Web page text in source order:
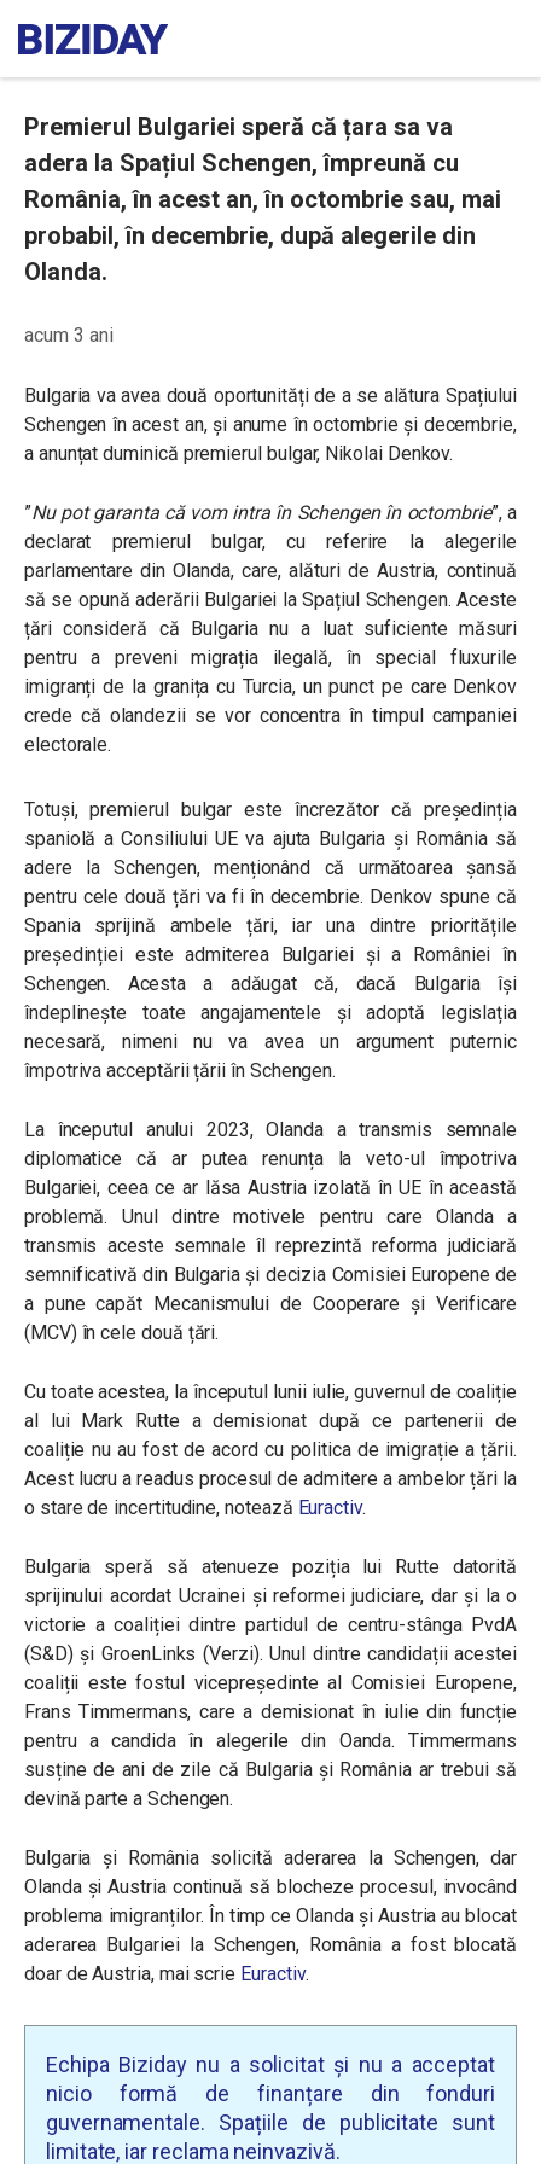
Premierul Bulgariei speră că țara sa va
adera la Spațiul Schengen, împreună cu
România, în acest an, în octombrie sau, mai
probabil, în decembrie, după alegerile din
Olanda.
acum 3 ani
Bulgaria va avea două oportunități de a se alătura Spațiului
Schengen în acest an, și anume în octombrie și decembrie,
a anunțat duminică premierul bulgar, Nikolai Denkov.
”Nu pot garanta că vom intra în Schengen în octombrie”, a
declarat premierul bulgar, cu referire la alegerile
parlamentare din Olanda, care, alături de Austria, continuă
să se opună aderării Bulgariei la Spațiul Schengen. Aceste
țări consideră că Bulgaria nu a luat suficiente măsuri
pentru a preveni migrația ilegală, în special fluxurile
imigranți de la granița cu Turcia, un punct pe care Denkov
crede că olandezii se vor concentra în timpul campaniei
electorale.
Totuși, premierul bulgar este încrezător că președinția
spaniolă a Consiliului UE va ajuta Bulgaria și România să
adere la Schengen, menționând că următoarea șansă
pentru cele două țări va fi în decembrie. Denkov spune că
Spania sprijină ambele țări, iar una dintre prioritățile
președinției este admiterea Bulgariei și a României în
Schengen. Acesta a adăugat că, dacă Bulgaria își
îndeplinește toate angajamentele și adoptă legislația
necesară, nimeni nu va avea un argument puternic
împotriva acceptării țării în Schengen.
La începutul anului 2023, Olanda a transmis semnale
diplomatice că ar putea renunța la veto-ul împotriva
Bulgariei, ceea ce ar lăsa Austria izolată în UE în această
problemă. Unul dintre motivele pentru care Olanda a
transmis aceste semnale îl reprezintă reforma judiciară
semnificativă din Bulgaria și decizia Comisiei Europene de
a pune capăt Mecanismului de Cooperare și Verificare
(MCV) în cele două țări.
Cu toate acestea, la începutul lunii iulie, guvernul de coaliție
al lui Mark Rutte a demisionat după ce partenerii de
coaliție nu au fost de acord cu politica de imigrație a țării.
Acest lucru a readus procesul de admitere a ambelor țări la
o stare de incertitudine, notează Euractiv.
Bulgaria speră să atenueze poziția lui Rutte datorită
sprijinului acordat Ucrainei și reformei judiciare, dar și la o
victorie a coaliției dintre partidul de centru-stânga PvdA
(S&D) și GroenLinks (Verzi). Unul dintre candidații acestei
coaliții este fostul vicepreședinte al Comisiei Europene,
Frans Timmermans, care a demisionat în iulie din funcție
pentru a candida în alegerile din Oanda. Timmermans
susține de ani de zile că Bulgaria și România ar trebui să
devină parte a Schengen.
Bulgaria și România solicită aderarea la Schengen, dar
Olanda și Austria continuă să blocheze procesul, invocând
problema imigranților. În timp ce Olanda și Austria au blocat
aderarea Bulgariei la Schengen, România a fost blocată
doar de Austria, mai scrie Euractiv.
Echipa Biziday nu a solicitat și nu a acceptat
nicio formă de finanțare din fonduri
guvernamentale. Spațiile de publicitate sunt
limitate, iar reclama neinvazivă.